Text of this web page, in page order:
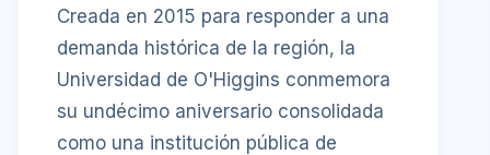
Creada en 2015 para responder a una
demanda histórica de la región, la
Universidad de O'Higgins conmemora
su undécimo aniversario consolidada
como una institución pública de